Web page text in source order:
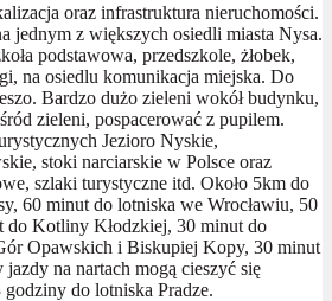
oraz infrastruktura nieruchomości.
jednym z większych osiedli miasta Nysa.
podstawowa, przedszkole, żłobek,
na osiedlu komunikacja miejska. Do
Bardzo dużo zieleni wokół budynku,
zieleni, pospacerować z pupilem.
Jezioro Nyskie,
stoki narciarskie w Polsce oraz
szlaki turystyczne itd. Około 5km do
60 minut do lotniska we Wrocławiu, 50
do Kotliny Kłodzkiej, 30 minut do
Opawskich i Biskupiej Kopy, 30 minut
jazdy na nartach mogą cieszyć się
do lotniska Pradze.